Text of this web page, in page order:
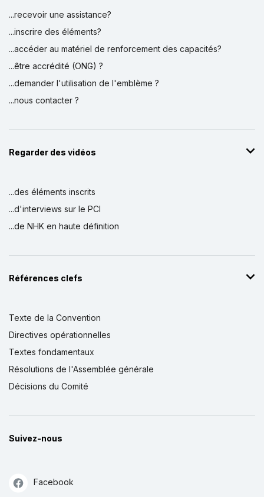
...recevoir une assistance?
...inscrire des éléments?
...accéder au matériel de renforcement des capacités?
...être accrédité (ONG) ?
...demander l'utilisation de l'emblème ?
...nous contacter ?
Regarder des vidéos
...des éléments inscrits
...d'interviews sur le PCI
...de NHK en haute définition
Références clefs
Texte de la Convention
Directives opérationnelles
Textes fondamentaux
Résolutions de l'Assemblée générale
Décisions du Comité
Suivez-nous
Facebook